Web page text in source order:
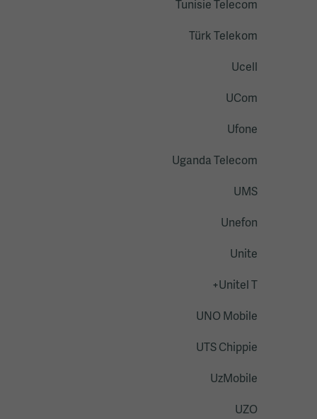
Tunisie Telecom
Türk Telekom
Ucell
UCom
Ufone
Uganda Telecom
UMS
Unefon
Unite
Unitel T+
UNO Mobile
UTS Chippie
UzMobile
UZO